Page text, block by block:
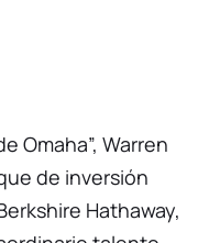
Omaha”, Warren
de inversión
Hathaway,